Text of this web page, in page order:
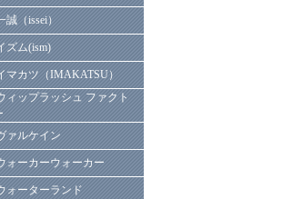
誠（issei）
ズム(ism)
マカツ（IMAKATSU）
ィップラッシュ ファクト
ァルケイン
ォーカーウォーカー
ォーターランド